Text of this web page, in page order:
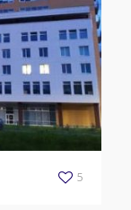
5